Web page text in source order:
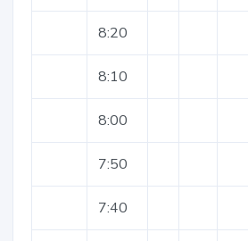
8:20
8:10
8:00
7:50
7:40